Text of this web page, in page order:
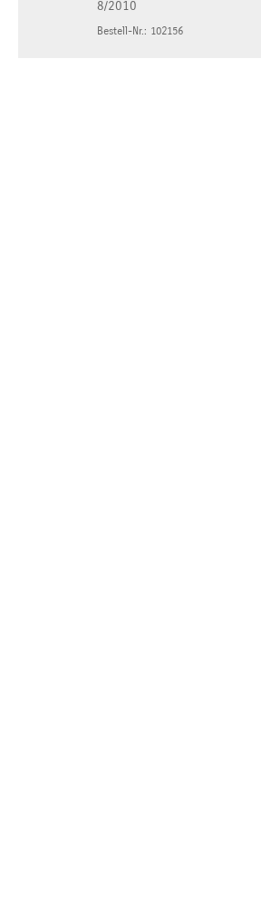
8/2010
Bestell-Nr.: 102156